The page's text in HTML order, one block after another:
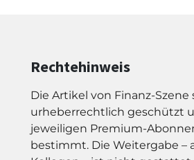
Rechtehinweis
Die Artikel von Finanz-Szene
urheberrechtlich geschützt
jeweiligen Premium-
bestimmt. Die Weitergabe –